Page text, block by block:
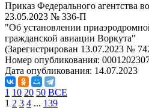
Приказ Федерального агентства
23.05.2023 № 336-П
"Об установлении
гражданской авиации Воркута"
(Зарегистрирован 13.07.2023 №
Номер опубликования:
Дата опубликования: 14.07.2023
1 10 20 50 ВСЕ
1 2 3 4 ... 139